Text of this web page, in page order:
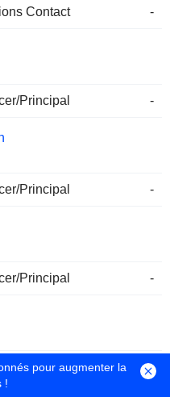
Contact -
Principal -
Principal -
Principal -
Member -
pour augmenter la
!